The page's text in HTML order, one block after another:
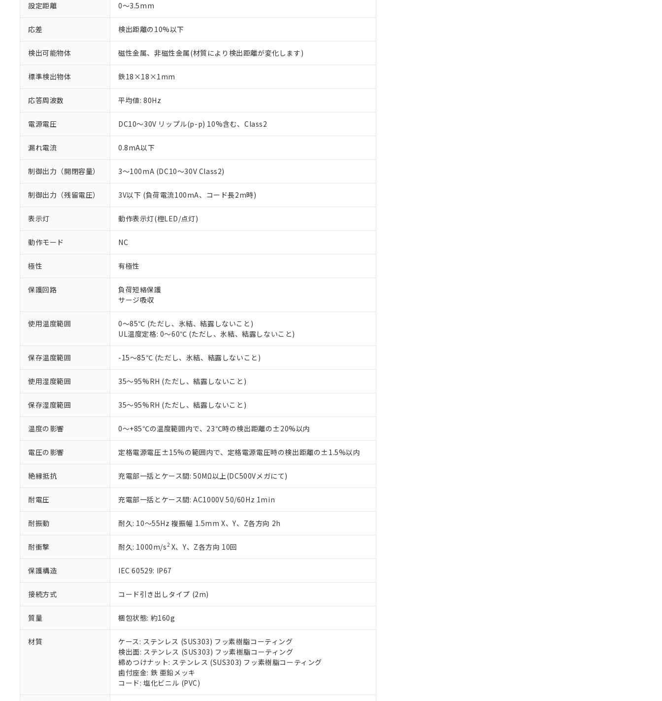
設定距離 0～3.5mm
応差 検出距離の10%以下
検出可能物体 磁性金属、非磁性金属(材質により検出距離が変化します)
標準検出物体 鉄18×18×1mm
応答周波数 平均値: 80Hz
電源電圧 DC10～30V リップル(p-p) 10%含む、Class2
漏れ電流 0.8mA以下
制御出力（開閉容量） 3～100mA (DC10～30V Class2)
制御出力（残留電圧） 3V以下 (負荷電流100mA、コード長2m時)
表示灯 動作表示灯(橙LED/点灯)
動作モード NC
極性 有極性
保護回路
負荷短絡保護
サージ吸収
使用温度範囲
0～85℃ (ただし、氷結、結露しないこと)
UL温度定格: 0～60℃ (ただし、氷結、結露しないこと)
保存温度範囲 -15～85℃ (ただし、氷結、結露しないこと)
使用湿度範囲 35～95%RH (ただし、結露しないこと)
保存湿度範囲 35～95%RH (ただし、結露しないこと)
温度の影響 0～+85℃の温度範囲内で、23℃時の検出距離の±20%以内
電圧の影響 定格電源電圧±15%の範囲内で、定格電源電圧時の検出距離の±1.5%以内
絶縁抵抗 充電部一括とケース間: 50MΩ以上(DC500Vメガにて)
耐電圧 充電部一括とケース間: AC1000V 50/60Hz 1min
耐振動 耐久: 10～55Hz 複振幅 1.5mm X、Y、Z各方向 2h
耐衝撃 耐久: 1000m/s2X、Y、Z各方向 10回
保護構造 IEC 60529: IP67
接続方式 コード引き出しタイプ (2m)
質量 梱包状態: 約160g
材質
ケース: ステンレス (SUS303) フッ素樹脂コーティング
検出面: ステンレス (SUS303) フッ素樹脂コーティング
締めつけナット: ステンレス (SUS303) フッ素樹脂コーティング
歯付座金: 鉄 亜鉛メッキ
コード: 塩化ビニル (PVC)
ご利用条件
くものです。
当社制御機器事業取扱商品の中には、本サービスの対象外となる商品もあることをご了承ください。
在庫状況および標準価格照会結果は、記載している更新日時点での社内データに基づき作成されるも
い。
正式な納期状況および標準価格はお客様のお取引先、またはお客様担当のオムロン制御機器販売店・
オムロン制御機器販売店や当社販売拠点は「
在庫状況および標準価格結果を当社の事前の承諾なく第三者に漏洩または開示しないようお願いしま
す。
マイパーツ機能（部品リスト作成サービス）をご利用いただくには、I-Webメンバーズにご登録され
ている必要があります。
さい。
※当社の共同利用者とは、"個人情報の共同利用に関して"
の「1.共同利用者の範囲」に記載されて
いる法人を指します。
※1 対応状況
対応済み：EU RoHS指令（10物質）の非含有に対応した製品が提供可能な商品です。
対応予定：EU RoHS指令（10物質）の非含有に対応した製品に切り替える予定のある商品です。
があります。
フタル酸ビス(2-エチルヘキシル) (DEHP)(別名：DOP) 1000ppm以下、フタル酸ブチルベンジル（BBP） 1000ppm以下、フタル酸ジブチ
ル（DBP） 1000ppm以下、フタル酸ジイソブチル (DIBP) 1000ppm以下
但し、RoHS指令で産業用監視および制御機器に対する適用除外項目は除く。
フタル酸エステル類の４物質については閾値を超える意図的な使用がないことを確認しています。
部品在庫の切り替え状況などにより、予定月が前後することがあります。
※3 非含有証明書ダウンロード
下記の非含有証明書をダウンロードすることができます。
EU RoHS指令（10物質）の非含有証明書
51物質の非含有証明書（当社基準）
※本証明書は発行日時点で非含有を証明するもので、過去に遡って非含有を証明するものではありません。
また、RoHS指令のフタル酸エステル類４物質の対応では、対応完了までの期間は出荷製品に未対応品が
混在することから備考欄に対応日を記載しておりました。
既に当社にて対応品への在庫切替を完了していることから、特段のことがない限り、2022年1月12日よ
り割愛しております。
「○」：最大均質材料含有率が中国RoHSの基準値以下であることを示します。
*中国RoHS10物質の基準値 (GB/T26572)：
Pb(鉛) :1000ppm、 Hg(水銀) : 1000ppm、 Cd(カドミウム) : 100ppm、
DEHP(フタル酸ビス(2-エチルヘキシル)) : 1000ppm
※2 環境保護使用期限
「ｅ」：有害物質（10物質）のすべてが基準値以下であることを示します。
「10」：通常の使用状況下において有害物質が外部に漏えいし、環境に深刻な影響を及ぼさない年数を意
味します。
「－」：未確認です。当社販売部門へお問い合わせください。
う）を輸出または国外への提供する場合は、日本国政府の輸出許可(または役務取引許可)を取得する
などの必要な手続きをとります。
当社は規制貨物を破棄する場合は、完全に破砕するなど、違法に輸出されないよう必要な手段を講じ
ます。
当社は貴社製品を、核兵器、ミサイル、化学兵器、生物兵器またはその他武器並びにこれらの製造装
置等に一切使用いたしません。
また当社は、販売先および販売に係わる関係者が違法に輸出するおそれがある場合は、取り引きをい
たしません。
合意する
号
機器販売店・当社販売員にご確認ください)
空
白
受注生産機種、また在庫状況の情報を公開していない機種